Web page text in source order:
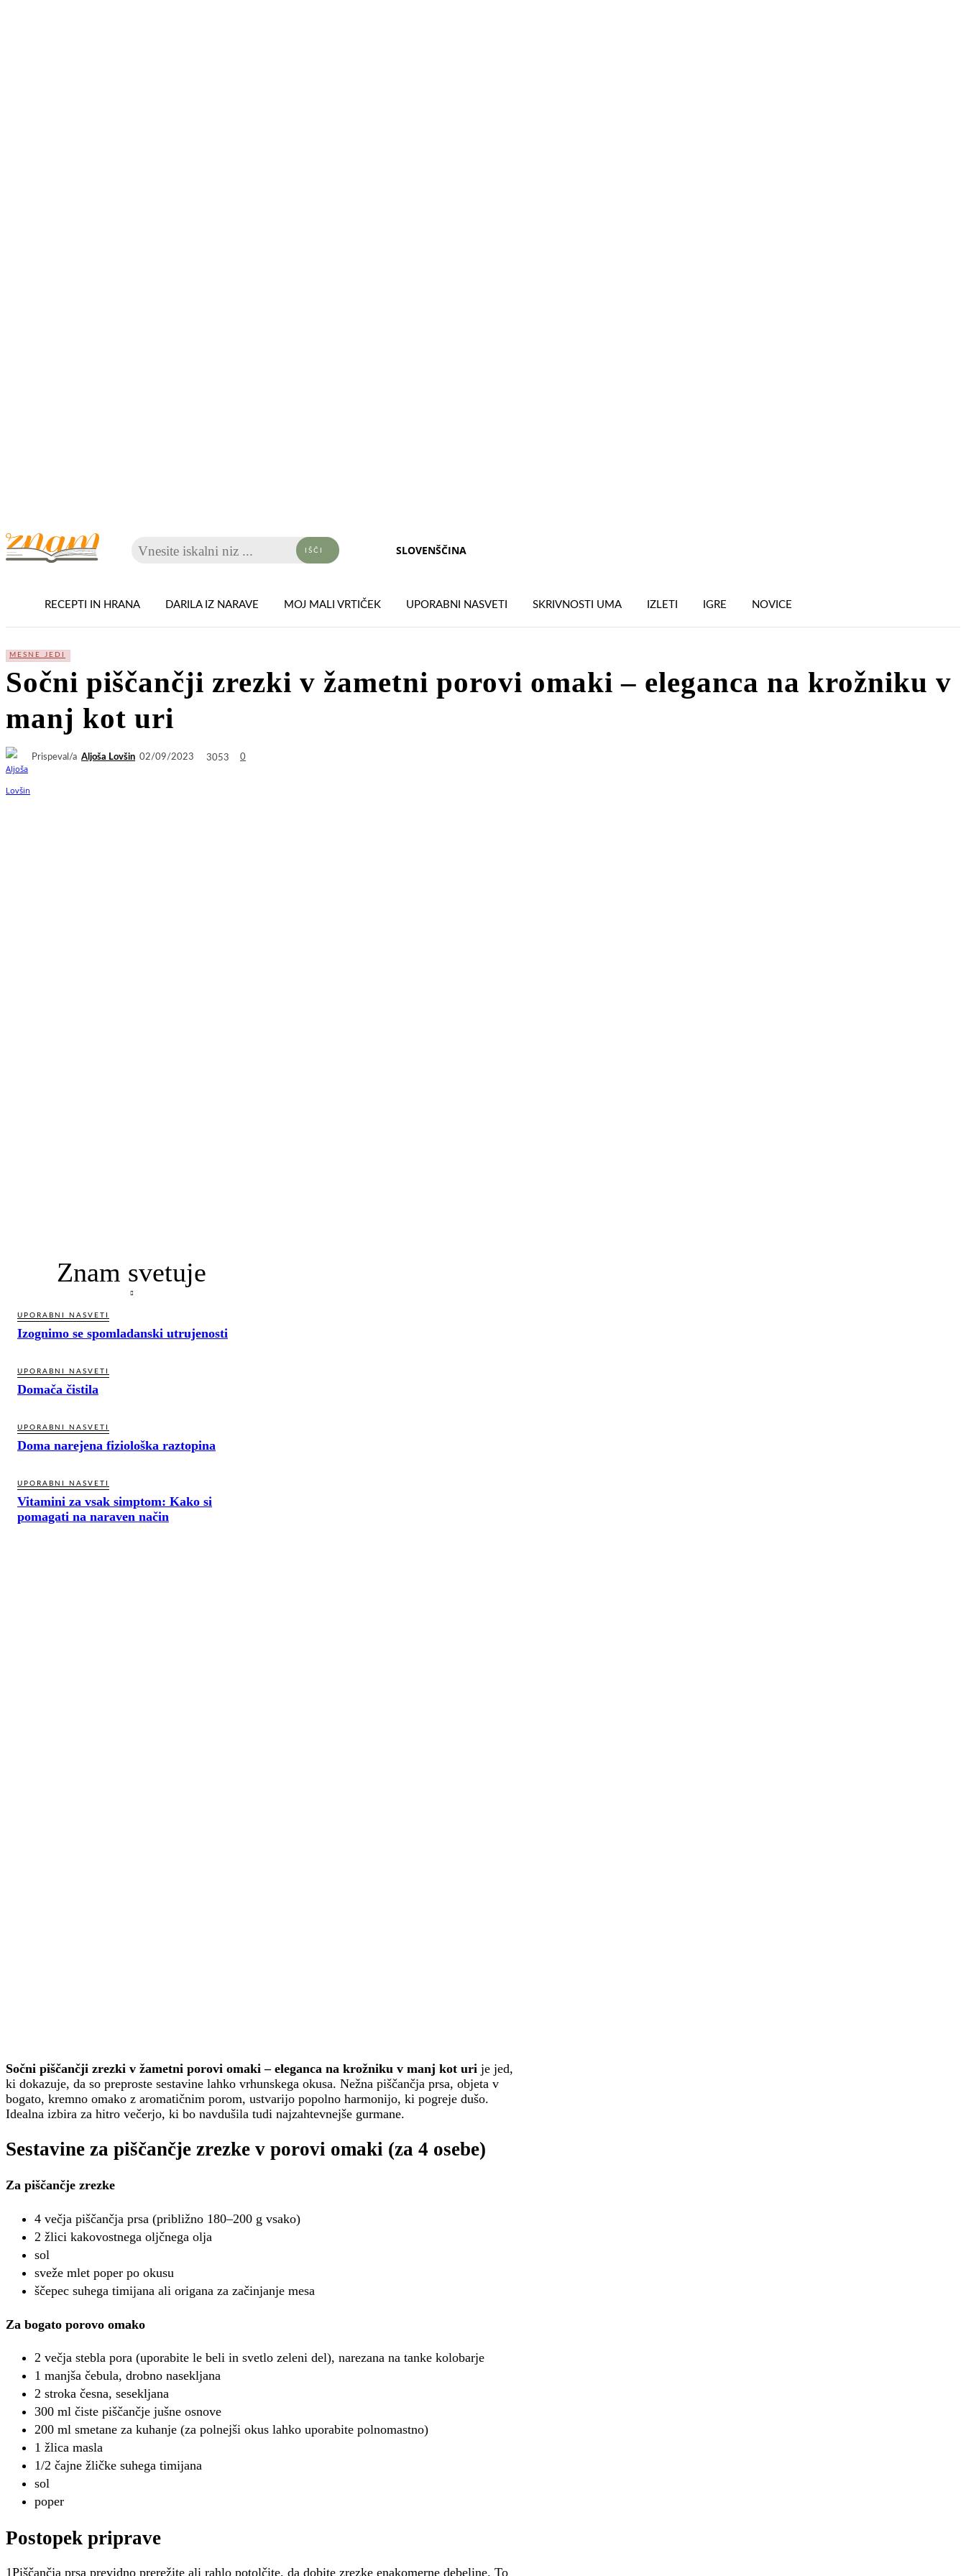
Vnesite iskalni niz ... IŠČI SLOVENŠČINA
RECEPTI IN HRANA DARILA IZ NARAVE MOJ MALI VRTIČEK UPORABNI NASVETI SKRIVNOSTI UMA IZLETI IGRE NOVICE
MESNE JEDI
Sočni piščančji zrezki v žametni porovi omaki – eleganca na krožniku v
manj kot uri
Prispeval/a Aljoša Lovšin 02/09/2023 3053 0
Znam svetuje
UPORABNI NASVETI
Izognimo se spomladanski utrujenosti
UPORABNI NASVETI
Domača čistila
UPORABNI NASVETI
Doma narejena fiziološka raztopina
UPORABNI NASVETI
Vitamini za vsak simptom: Kako si
pomagati na naraven način
Sočni piščančji zrezki v žametni porovi omaki – eleganca na krožniku v manj kot uri je jed,
ki dokazuje, da so preproste sestavine lahko vrhunskega okusa. Nežna piščančja prsa, objeta v
bogato, kremno omako z aromatičnim porom, ustvarijo popolno harmonijo, ki pogreje dušo.
Idealna izbira za hitro večerjo, ki bo navdušila tudi najzahtevnejše gurmane.
Sestavine za piščančje zrezke v porovi omaki (za 4 osebe)
Za piščančje zrezke
4 večja piščančja prsa (približno 180–200 g vsako)
2 žlici kakovostnega oljčnega olja
sol
sveže mlet poper po okusu
ščepec suhega timijana ali origana za začinjanje mesa
Za bogato porovo omako
2 večja stebla pora (uporabite le beli in svetlo zeleni del), narezana na tanke kolobarje
1 manjša čebula, drobno nasekljana
2 stroka česna, sesekljana
300 ml čiste piščančje jušne osnove
200 ml smetane za kuhanje (za polnejši okus lahko uporabite polnomastno)
1 žlica masla
1/2 čajne žličke suhega timijana
sol
poper
Postopek priprave
1Piščančja prsa previdno prerežite ali rahlo potolčite, da dobite zrezke enakomerne debeline. To